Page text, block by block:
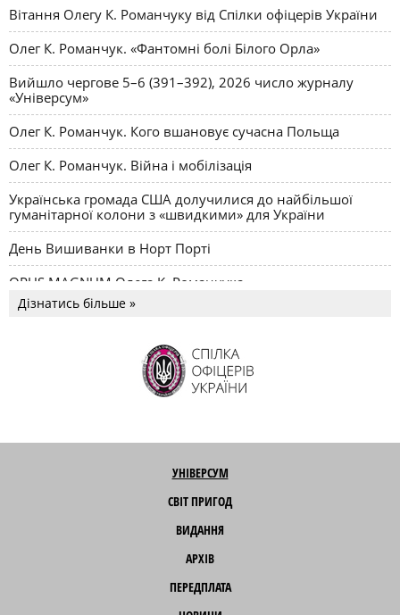
Вітання Олегу К. Романчуку від Спілки офіцерів України
Олег К. Романчук. «Фантомні болі Білого Орла»
Вийшло чергове 5–6 (391–392), 2026 число журналу
«Універсум»
Олег К. Романчук. Кого вшановує сучасна Польща
Олег К. Романчук. Війна і мобілізація
Українська громада США долучилися до найбільшої
гуманітарної колони з «швидкими» для України
День Вишиванки в Норт Порті
OPUS MAGNUM Олега К. Романчука
Дізнатись більше »
УНІВЕРСУМ
СВІТ ПРИГОД
ВИДАННЯ
АРХІВ
ПЕРЕДПЛАТА